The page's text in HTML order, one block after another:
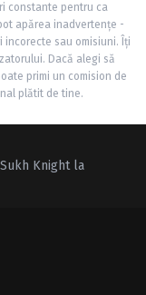
constante pentru ca
apărea inadvertențe -
incorecte sau omisiuni. Îți
Dacă alegi să
primi un comision de
plătit de tine.
Knight la